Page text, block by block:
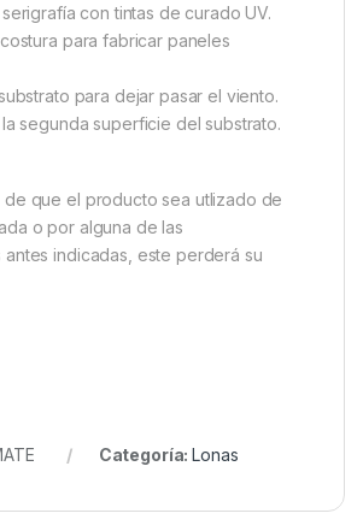
con tintas de curado UV.
para fabricar paneles
para dejar pasar el viento.
segunda superficie del substrato.
de que el producto sea utlizado de
o por alguna de las
indicadas, este perderá su
Categoría:Lonas